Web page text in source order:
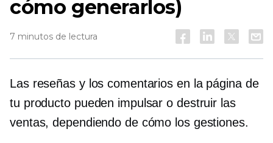
cómo generarlos)
7 minutos de lectura
Las reseñas y los comentarios en la página de
tu producto pueden impulsar o destruir las
ventas, dependiendo de cómo los gestiones.